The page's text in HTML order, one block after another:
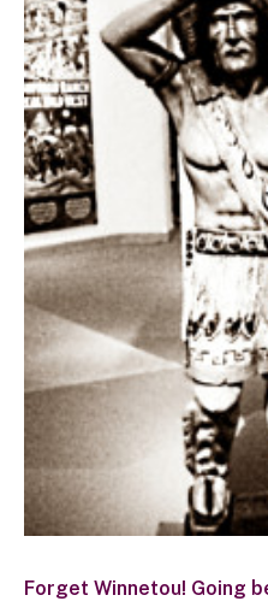
Forget Winnetou! Going